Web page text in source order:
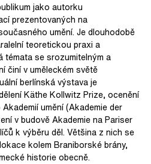
jako autorku
prezentovaných na
umění. Je dlouhodobě
teoretickou praxi a
se srozumitelným a
činí v uměleckém světě
berlínská výstava je
Käthe Kollwitz Prize, ocenění
umění (Akademie der
v budově Akademie na Pariser
k výběru děl. Většina z nich se
kolem Braniborské brány,
historie obecně.